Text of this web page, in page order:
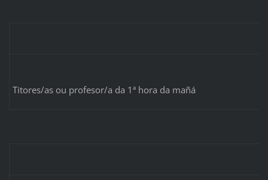
Titores/as ou profesor/a da 1ª hora da mañá